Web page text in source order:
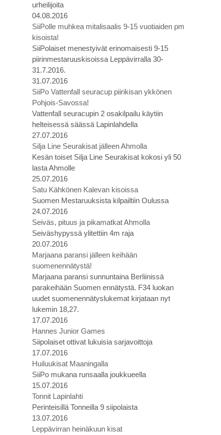
urheilijoita
04.08.2016
SiiPolle muhkea mitalisaalis 9-15 vuotiaiden pm
kisoista!
SiiPolaiset menestyivät erinomaisesti 9-15
piirinmestaruuskisoissa Leppävirralla 30-
31.7.2016.
31.07.2016
SiiPo Vattenfall seuracup piirikisan ykkönen
Pohjois-Savossa!
Vattenfall seuracupin 2 osakilpailu käytiin
helteisessä säässä Lapinlahdella
27.07.2016
Silja Line Seurakisat jälleen Ahmolla
Kesän toiset Silja Line Seurakisat kokosi yli 50
lasta Ahmolle
25.07.2016
Satu Kähkönen Kalevan kisoissa
Suomen Mestaruuksista kilpailtiin Oulussa
24.07.2016
Seiväs, pituus ja pikamatkat Ahmolla
Seiväshypyssä ylitettiin 4m raja
20.07.2016
Marjaana paransi jälleen keihään
suomenennätystä!
Marjaana paransi sunnuntaina Berliinissä
parakeihään Suomen ennätystä. F34 luokan
uudet suomenennätyslukemat kirjataan nyt
lukemin 18,27.
17.07.2016
Hannes Junior Games
Siipolaiset ottivat lukuisia sarjavoittoja
17.07.2016
Huiluukisat Maaningalla
SiiPo mukana runsaalla joukkueella
15.07.2016
Tonnit Lapinlahti
Perinteisillä Tonneilla 9 siipolaista
13.07.2016
Leppävirran heinäkuun kisat